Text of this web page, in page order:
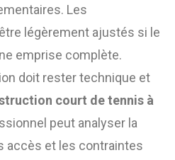
Les
légèrement ajustés si le
emprise complète.
doit rester technique et
court de tennis à
peut analyser la
accès et les contraintes